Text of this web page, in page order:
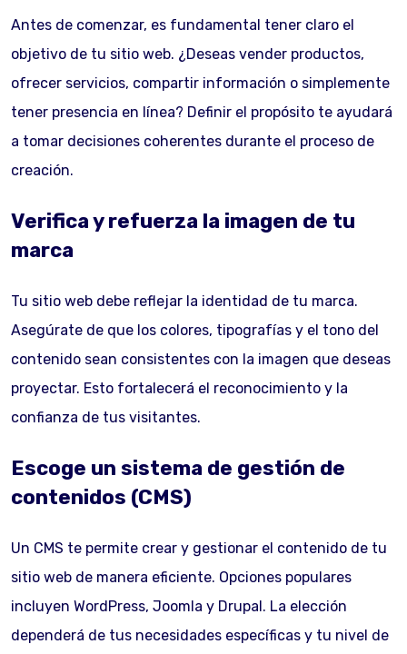
Antes de comenzar, es fundamental tener claro el
objetivo de tu sitio web. ¿Deseas vender productos,
ofrecer servicios, compartir información o simplemente
tener presencia en línea? Definir el propósito te ayudará
a tomar decisiones coherentes durante el proceso de
creación.
Verifica y refuerza la imagen de tu
marca
Tu sitio web debe reflejar la identidad de tu marca.
Asegúrate de que los colores, tipografías y el tono del
contenido sean consistentes con la imagen que deseas
proyectar. Esto fortalecerá el reconocimiento y la
confianza de tus visitantes.
Escoge un sistema de gestión de
contenidos (CMS)
Un CMS te permite crear y gestionar el contenido de tu
sitio web de manera eficiente. Opciones populares
incluyen WordPress, Joomla y Drupal. La elección
dependerá de tus necesidades específicas y tu nivel de